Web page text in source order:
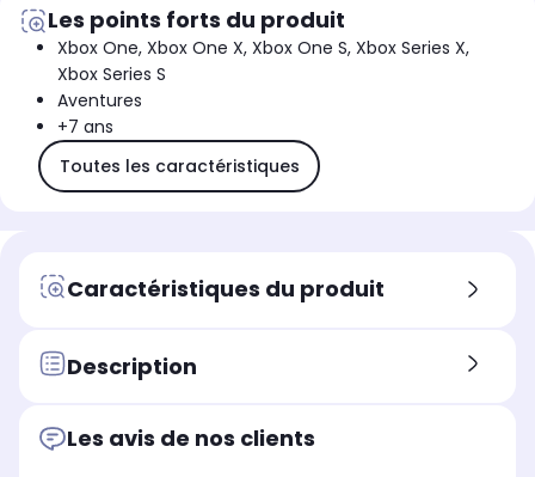
Les points forts du produit
Xbox One, Xbox One X, Xbox One S, Xbox Series X,
Xbox Series S
Aventures
+7 ans
Toutes les caractéristiques
Caractéristiques du produit
Description
Les avis de nos clients